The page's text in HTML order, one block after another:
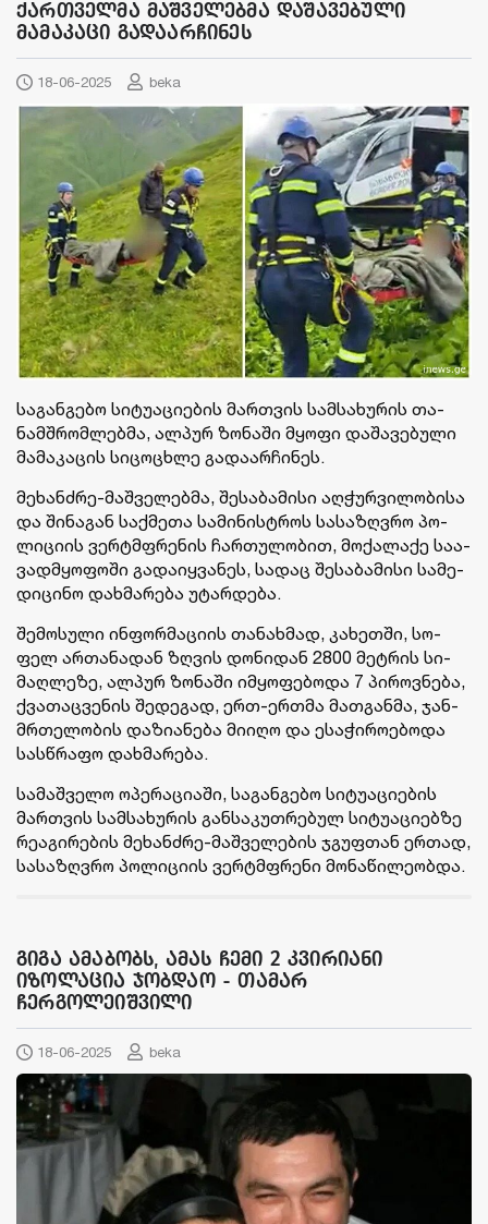
ქართველმა მაშველებმა დაშავებული
მამაკაცი გადაარჩინეს
18-06-2025 beka
სა­გან­გე­ბო სი­ტუ­ა­ცი­ე­ბის მარ­თვის სამ­სა­ხუ­რის თა­
ნამ­შრომ­ლებ­მა, ალ­პურ ზო­ნა­ში მყო­ფი და­შა­ვე­ბუ­ლი
მა­მა­კა­ცის სი­ცო­ცხლე გა­და­არ­ჩი­ნეს.
მე­ხან­ძრე-მაშ­ვე­ლებ­მა, შე­სა­ბა­მი­სი აღ­ჭურ­ვი­ლო­ბი­სა
და ში­ნა­გან საქ­მე­თა სა­მი­ნის­ტროს სა­სა­ზღვრო პო­
ლი­ცი­ის ვერ­ტმფრე­ნის ჩარ­თუ­ლო­ბით, მო­ქა­ლა­ქე სა­ა­
ვად­მყო­ფო­ში გა­და­იყ­ვა­ნეს, სა­დაც შე­სა­ბა­მი­სი სა­მე­
დი­ცი­ნო დახ­მა­რე­ბა უტარ­დე­ბა.
შე­მო­სუ­ლი ინ­ფორ­მა­ცი­ის თა­ნახ­მად, კა­ხეთ­ში, სო­
ფელ არ­თა­ნა­დან ზღვის დო­ნი­დან 2800 მეტ­რის სი­
მაღ­ლე­ზე, ალ­პურ ზო­ნა­ში იმ­ყო­ფე­ბო­და 7 პი­როვ­ნე­ბა,
ქვა­თაც­ვე­ნის შე­დე­გად, ერთ-ერ­თმა მათ­გან­მა, ჯან­
მრთე­ლო­ბის და­ზი­ა­ნე­ბა მი­ი­ღო და ესა­ჭი­რო­ე­ბო­და
სას­წრა­ფო დახ­მა­რე­ბა.
სა­მაშ­ვე­ლო ოპე­რა­ცი­ა­ში, სა­გან­გე­ბო სი­ტუ­ა­ცი­ე­ბის
მარ­თვის სამ­სა­ხუ­რის გან­სა­კუთ­რე­ბულ სი­ტუ­ა­ცი­ებ­ზე
რე­ა­გი­რე­ბის მე­ხან­ძრე-მაშ­ვე­ლე­ბის ჯგუფ­თან ერ­თად,
სა­სა­ზღვრო პო­ლი­ცი­ის ვერ­ტმფრე­ნი მო­ნა­წი­ლე­ობ­და.
გიგა ამაბობს, ამას ჩემი 2 კვირიანი
იზოლაცია ჯობდაო - თამარ
ჩერგოლეიშვილი
18-06-2025 beka